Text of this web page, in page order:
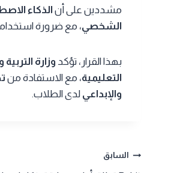
مشددين على أن الذكاء
الشخصي، مع ضرورة
بهذا القرار، تؤكد وزارة التربية
التعليمية، مع الاستفادة من
والإبداعي لدى الطلاب.
تصفّح
السابق